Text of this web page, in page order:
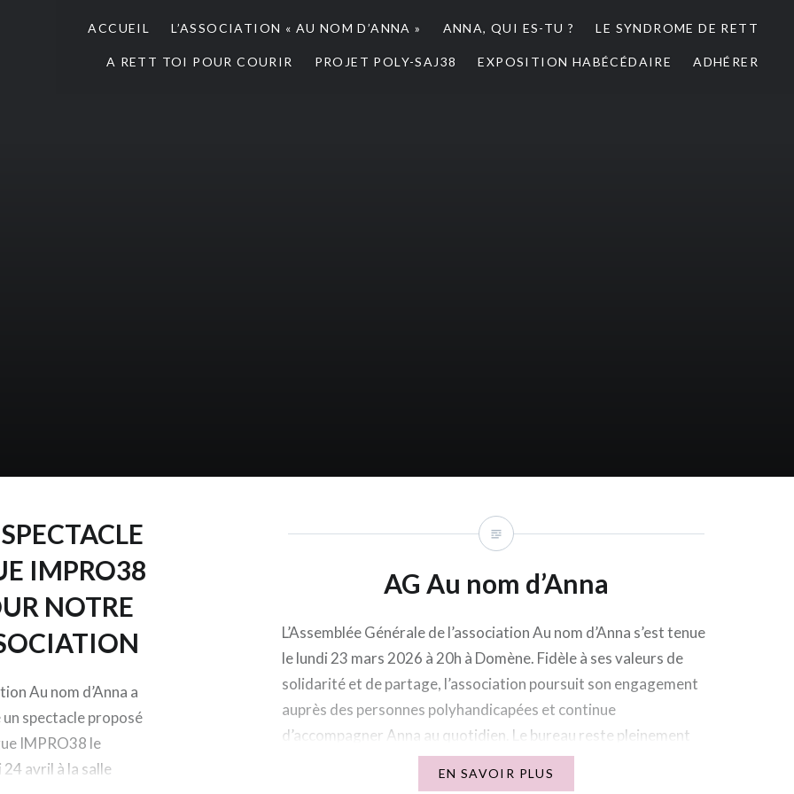
ACCUEIL L’ASSOCIATION « AU NOM D’ANNA » ANNA, QUI ES-TU ? LE SYNDROME DE RETT
A RETT TOI POUR COURIR PROJET POLY-SAJ38 EXPOSITION HABÉCÉDAIRE ADHÉRER
IMPRO38
NOTRE
Au nom d’Anna a
spectacle proposé
IMPRO38 le
avril à la salle
AG Au nom d’Anna
L’Assemblée Générale de l’association Au nom d’Anna s’est tenue
le lundi 23 mars 2026 à 20h à Domène. Fidèle à ses valeurs de
solidarité et de partage, l’association poursuit son engagement
auprès des personnes polyhandicapées et continue
d’accompagner Anna au quotidien. Le bureau reste pleinement
mobilisé pour faire vivre cet élan solidaire tout au long…
EN SAVOIR PLUS